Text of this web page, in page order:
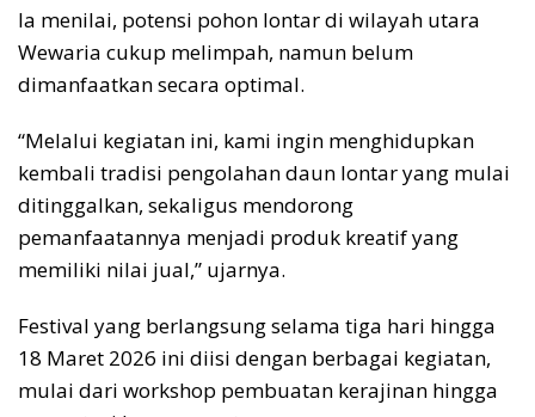
Ia menilai, potensi pohon lontar di wilayah utara
Wewaria cukup melimpah, namun belum
dimanfaatkan secara optimal.
“Melalui kegiatan ini, kami ingin menghidupkan
kembali tradisi pengolahan daun lontar yang mulai
ditinggalkan, sekaligus mendorong
pemanfaatannya menjadi produk kreatif yang
memiliki nilai jual,” ujarnya.
Festival yang berlangsung selama tiga hari hingga
18 Maret 2026 ini diisi dengan berbagai kegiatan,
mulai dari workshop pembuatan kerajinan hingga